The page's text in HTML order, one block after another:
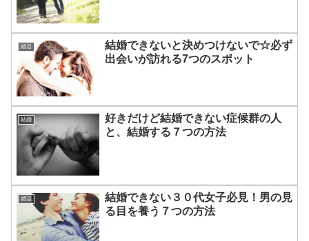
婚活
結婚できないと決めつけないで☆必ず
出会いが訪れる7つのスポット
結婚
好きだけど結婚できない症候群の人
と、結婚する７つの方法
婚活
結婚できない３０代女子必見！男の見
る目を養う７つの方法